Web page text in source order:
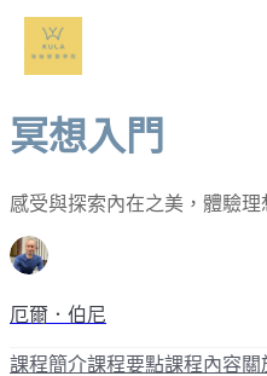
冥想入門
感受與探索內在之美，體驗理
厄爾．伯尼
課程簡介課程要點課程內容關